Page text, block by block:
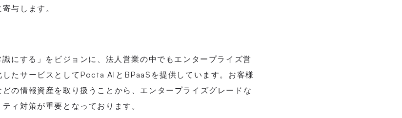
与します。
にする」をビジョンに、法人営業の中でもエンタープライズ営
たサービスとしてPocta AIとBPaaSを提供しています。お客様
の情報資産を取り扱うことから、エンタープライズグレードな
ィ対策が重要となっております。